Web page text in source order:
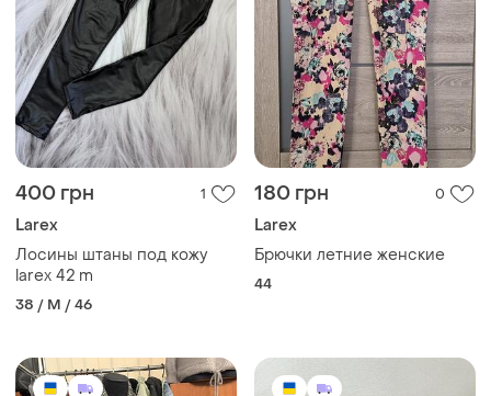
400 грн 1
Larex
Лосины штаны под кожу
larex 42 m
38 / M / 46
180 грн 0
Larex
Брючки летние женские
44